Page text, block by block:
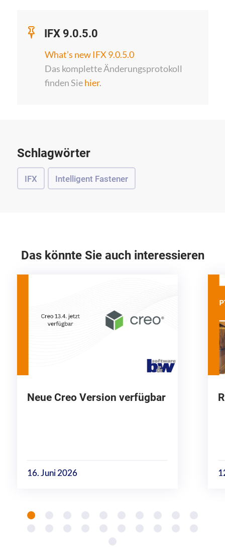
IFX 9.0.5.0
What’s new IFX 9.0.5.0
Das komplette Änderungsprotokoll
finden Siehier.
Schlagwörter
IFX Intelligent Fastener
Das könnte Sie auch interessieren
Neue Creo Version verfügbar
16. Juni 2026